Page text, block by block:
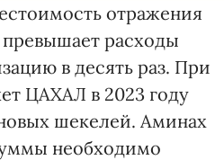
отражения
расходы
в десять раз. При
ЦАХАЛ в 2023 году
шекелей. Аминах
необходимо